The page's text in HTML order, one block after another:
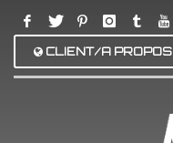
CLIENT/A PROPOS